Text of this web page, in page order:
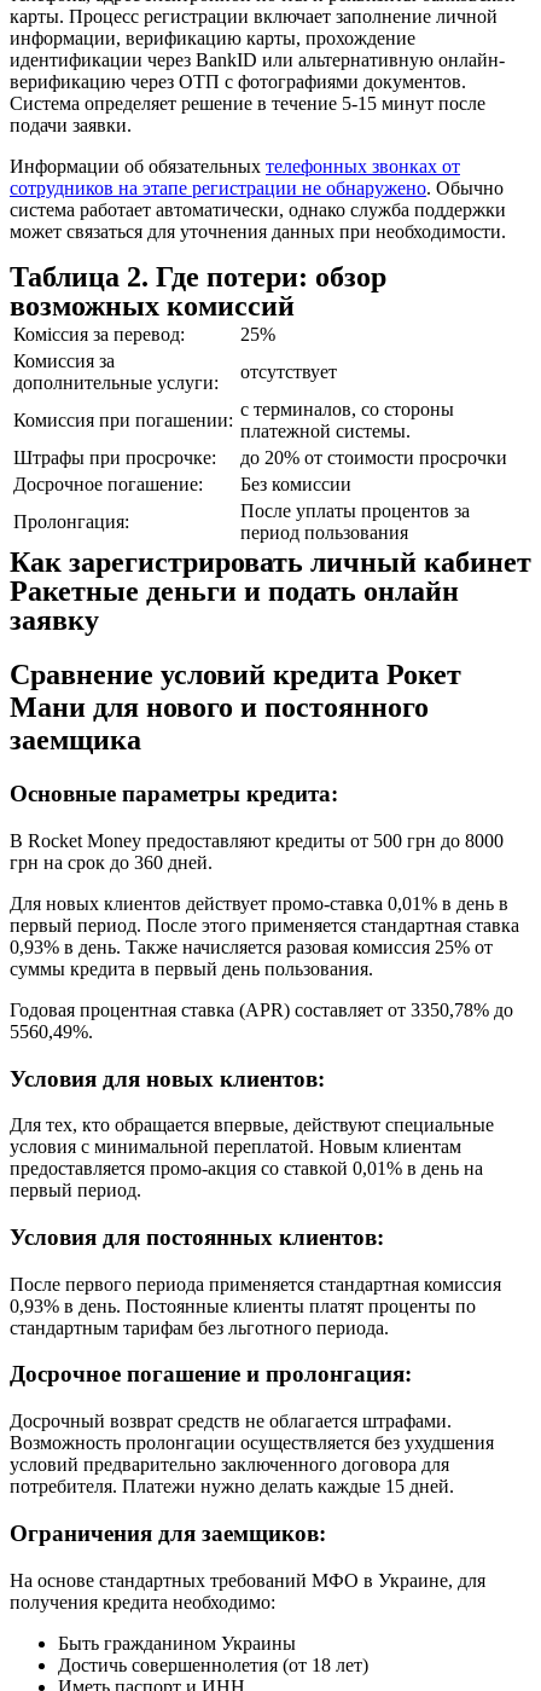
карты. Процесс регистрации включает заполнение личной
информации, верификацию карты, прохождение
идентификации через BankID или альтернативную онлайн-
верификацию через ОТП с фотографиями документов.
Система определяет решение в течение 5-15 минут после
подачи заявки.
Информации об обязательных телефонных звонках от
сотрудников на этапе регистрации не обнаружено. Обычно
система работает автоматически, однако служба поддержки
может связаться для уточнения данных при необходимости.
Таблица 2. Где потери: обзор
возможных комиссий
Коміссия за перевод:
25%
Комиссия за
дополнительные услуги:
отсутствует
Комиссия при погашении:
с терминалов, со стороны
платежной системы.
Штрафы при просрочке:
до 20% от стоимости просрочки
Досрочное погашение:
Без комиссии
Пролонгация:
После уплаты процентов за
период пользования
Как зарегистрировать личный кабинет
Ракетные деньги и подать онлайн
заявку
Сравнение условий кредита Рокет
Мани для нового и постоянного
заемщика
Основные параметры кредита:
В Rocket Money предоставляют кредиты от 500 грн до 8000
грн на срок до 360 дней.
Для новых клиентов действует промо-ставка 0,01% в день в
первый период. После этого применяется стандартная ставка
0,93% в день. Также начисляется разовая комиссия 25% от
суммы кредита в первый день пользования.
Годовая процентная ставка (APR) составляет от 3350,78% до
5560,49%.
Условия для новых клиентов:
Для тех, кто обращается впервые, действуют специальные
условия с минимальной переплатой. Новым клиентам
предоставляется промо-акция со ставкой 0,01% в день на
первый период.
Условия для постоянных клиентов:
После первого периода применяется стандартная комиссия
0,93% в день. Постоянные клиенты платят проценты по
стандартным тарифам без льготного периода.
Досрочное погашение и пролонгация:
Досрочный возврат средств не облагается штрафами.
Возможность пролонгации осуществляется без ухудшения
условий предварительно заключенного договора для
потребителя. Платежи нужно делать каждые 15 дней.
Ограничения для заемщиков:
На основе стандартных требований МФО в Украине, для
получения кредита необходимо:
Быть гражданином Украины
Достичь совершеннолетия (от 18 лет)
Иметь паспорт и ИНН